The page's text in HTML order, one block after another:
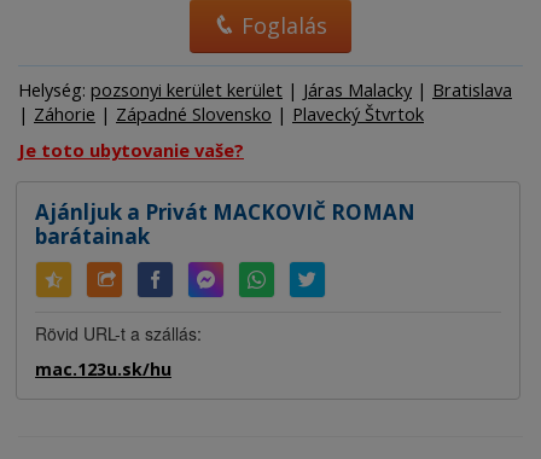
Foglalás
Helység: pozsonyi kerület kerület | Járas Malacky | Bratislava
| Záhorie | Západné Slovensko | Plavecký Štvrtok
Je toto ubytovanie vaše?
Ajánljuk a Privát MACKOVIČ ROMAN
barátainak
Rövid URL-t a szállás:
mac.123u.sk/hu